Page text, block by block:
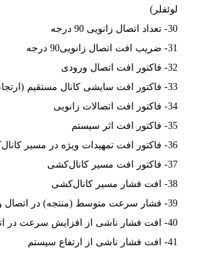
لوئفلر)
30- تعداد اتصال زانویی 90‌ درجه
31- ضریب افت اتصال زانویی90‌ درجه
32- فاکتور افت اتصال ورودی
33- فاکتور افت سایشی کانال مستقیم (ارتجاعی و غیرارتجاعی)
34- فاکتور افت اتصالات زانویی
35- فاکتور افت اثر سیستم
36- فاکتور افت تمهیدات ویژه در مسیر کانال‌کشی
37- فاکتور افت مسیر کانال‌کشی
38- افت فشار مسیر کانال‌کشی
39- فشار سرعت متوسط (منتجه) در اتصال ورودی
40- افت فشار ناشی از افزایش سرعت در اتصال ورودی
41- افت فشار ناشی از ارتفاع سیستم